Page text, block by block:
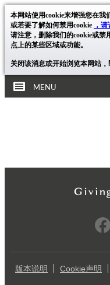
本网站使用cookie来增强您在我
或若要了解如何禁用cookie ，
请注意，删除我们的cookie或禁
点上的某些区域或功能。
关闭该消息或开始浏览本网站，
MENU
版本说明 Cookie声明